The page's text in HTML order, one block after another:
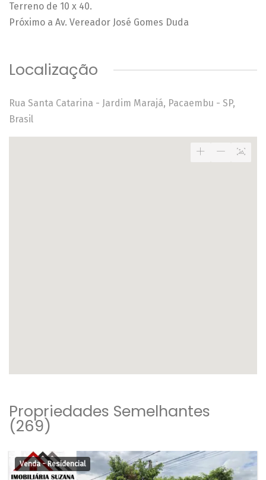
Terreno de 10 x 40.
Próximo a Av. Vereador José Gomes Duda
Localização
Rua Santa Catarina - Jardim Marajá, Pacaembu - SP,
Brasil
Propriedades Semelhantes
(269)
Venda - Residencial